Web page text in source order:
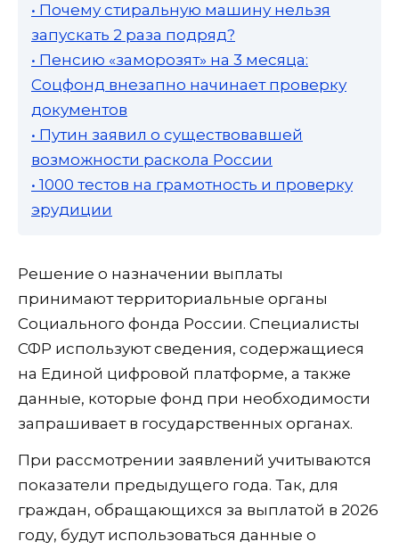
• Почему стиральную машину нельзя
запускать 2 раза подряд?
• Пенсию «заморозят» на 3 месяца:
Соцфонд внезапно начинает проверку
документов
• Путин заявил о существовавшей
возможности раскола России
• 1000 тестов на грамотность и проверку
эрудиции
Решение о назначении выплаты
принимают территориальные органы
Социального фонда России. Специалисты
СФР используют сведения, содержащиеся
на Единой цифровой платформе, а также
данные, которые фонд при необходимости
запрашивает в государственных органах.
При рассмотрении заявлений учитываются
показатели предыдущего года. Так, для
граждан, обращающихся за выплатой в 2026
году, будут использоваться данные о